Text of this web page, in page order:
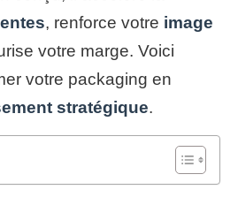
, renforce votre image
votre marge. Voici
votre packaging en
stratégique.